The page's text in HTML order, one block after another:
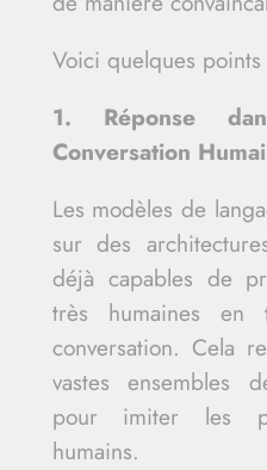
Voici quelques
1. Réponse
Conversation
Les modèles de
sur des
déjà capables de
très humaines en
conversation. Cela
vastes ensembles
pour imiter les
humains.